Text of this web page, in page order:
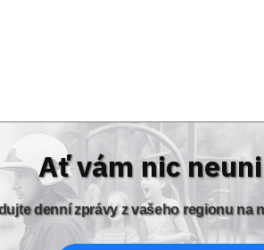
Ať vám nic
denní zprávy z vašeho regionu na